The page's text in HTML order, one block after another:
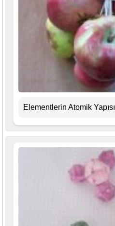
Elementlerin Atomik Yapısı